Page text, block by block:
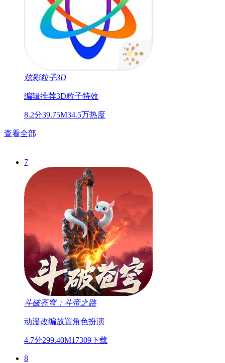
炫彩粒子3D
编辑推荐3D粒子特效
8.2分39.75M34.5万热度
查看全部
7
斗破苍穹：斗帝之路
动漫改编放置角色扮演
4.7分299.40M17309下载
8